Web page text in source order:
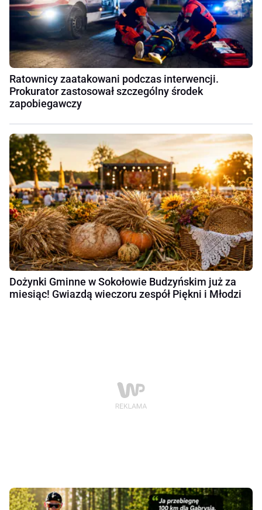
Ratownicy zaatakowani podczas interwencji.
Prokurator zastosował szczególny środek
zapobiegawczy
Dożynki Gminne w Sokołowie Budzyńskim już za
miesiąc! Gwiazdą wieczoru zespół Piękni i Młodzi